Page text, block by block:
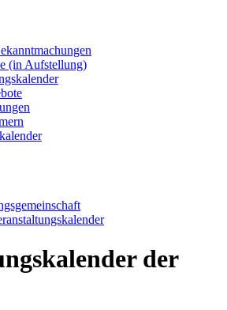
(in Aufstellung)
der